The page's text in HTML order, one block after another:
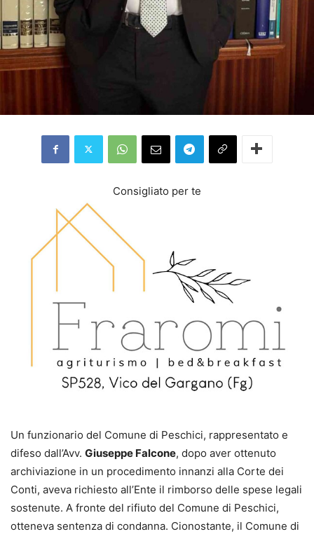
Consigliato per te
Un funzionario del Comune di Peschici, rappresentato e
difeso dall’Avv. Giuseppe Falcone, dopo aver ottenuto
archiviazione in un procedimento innanzi alla Corte dei
Conti, aveva richiesto all’Ente il rimborso delle spese legali
sostenute. A fronte del rifiuto del Comune di Peschici,
otteneva sentenza di condanna. Cionostante, il Comune di